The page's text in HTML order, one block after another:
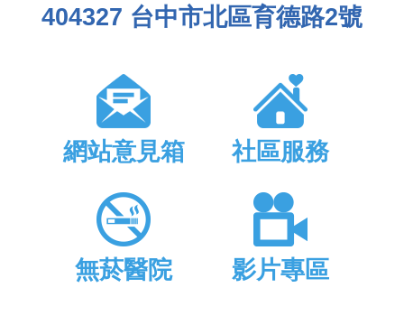
404327 台中市北區育德路2號
網站意見箱 社區服務
無菸醫院 影片專區